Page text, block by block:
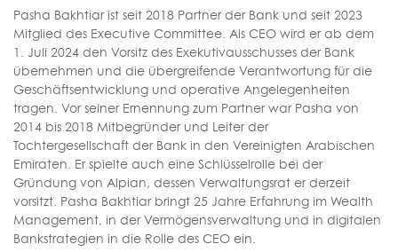
Pasha Bakhtiar ist seit 2018 Partner der Bank und seit 2023
Mitglied des Executive Committee. Als CEO wird er ab dem
1. Juli 2024 den Vorsitz des Exekutivausschusses der Bank
übernehmen und die übergreifende Verantwortung für die
Geschäftsentwicklung und operative Angelegenheiten
tragen. Vor seiner Ernennung zum Partner war Pasha von
2014 bis 2018 Mitbegründer und Leiter der
Tochtergesellschaft der Bank in den Vereinigten Arabischen
Emiraten. Er spielte auch eine Schlüsselrolle bei der
Gründung von Alpian, dessen Verwaltungsrat er derzeit
vorsitzt. Pasha Bakhtiar bringt 25 Jahre Erfahrung im Wealth
Management, in der Vermögensverwaltung und in digitalen
Bankstrategien in die Rolle des CEO ein.